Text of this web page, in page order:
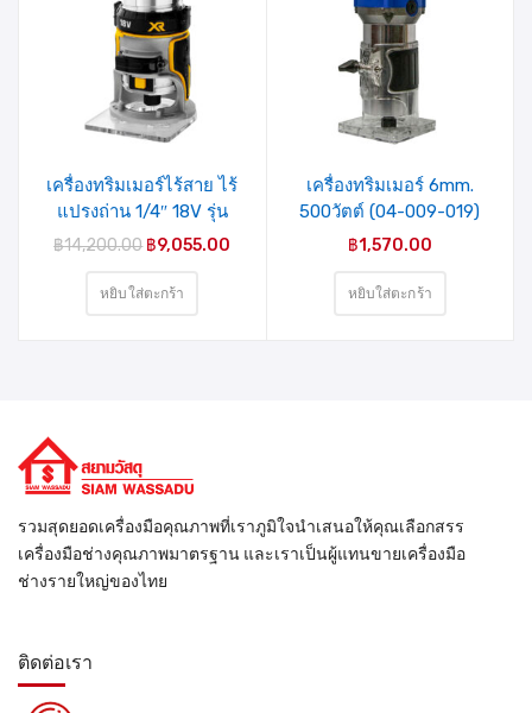
เครื่องทริมเมอร์ไร้สาย ไร้
แปรงถ่าน 1/4″ 18V รุ่น
DCW600N-XJ DEWALT
฿14,200.00 ฿9,055.00
หยิบใส่ตะกร้า
เครื่องทริมเมอร์ 6mm.
500วัตต์ (04-009-019)
MIXPRO
฿1,570.00
หยิบใส่ตะกร้า
รวมสุดยอดเครื่องมือคุณภาพที่เราภูมิใจนำเสนอให้คุณเลือกสรร
เครื่องมือช่างคุณภาพมาตรฐาน และเราเป็นผู้แทนขายเครื่องมือ
ช่างรายใหญ่ของไทย
ติดต่อเรา